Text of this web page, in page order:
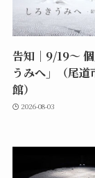
告知｜9/19〜
うみへ」（尾道
館）
2026-08-03